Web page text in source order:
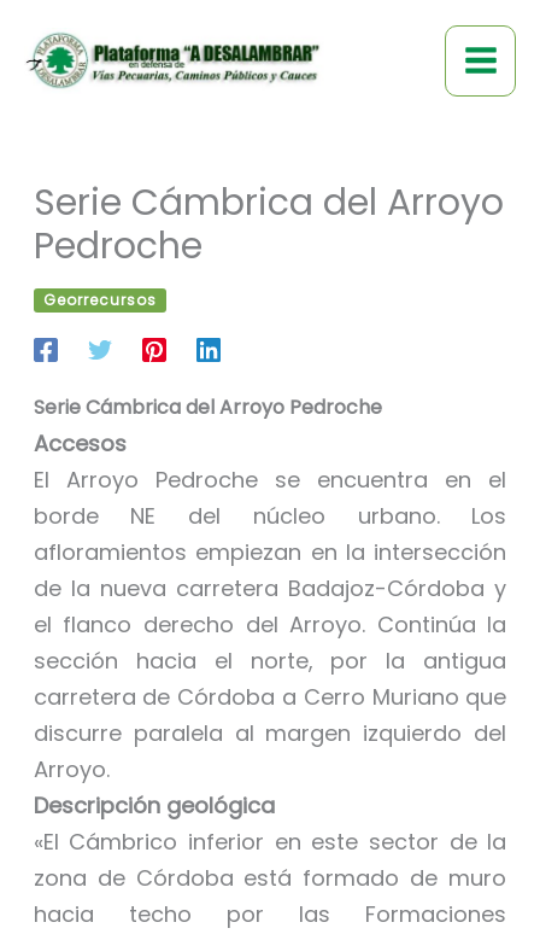
contenido
Serie Cámbrica del Arroyo
Pedroche
Georrecursos
Serie Cámbrica del Arroyo Pedroche
Accesos
El Arroyo Pedroche se encuentra en el
borde NE del núcleo urbano. Los
afloramientos empiezan en la intersección
de la nueva carretera Badajoz-Córdoba y
el flanco derecho del Arroyo. Continúa la
sección hacia el norte, por la antigua
carretera de Córdoba a Cerro Muriano que
discurre paralela al margen izquierdo del
Arroyo.
Descripción geológica
«El Cámbrico inferior en este sector de la
zona de Córdoba está formado de muro
hacia techo por las Formaciones